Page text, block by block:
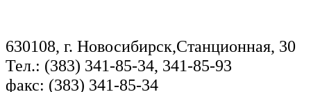
630108, г. Новосибирск,Станционная, 30
Тел.: (383) 341-85-34, 341-85-93
факс: (383) 341-85-34